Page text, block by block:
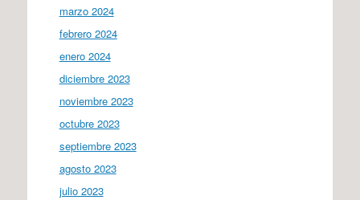
marzo 2024
febrero 2024
enero 2024
diciembre 2023
noviembre 2023
octubre 2023
septiembre 2023
agosto 2023
julio 2023